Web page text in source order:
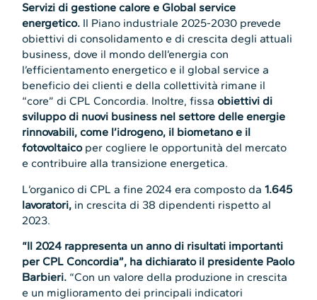
Servizi di gestione calore e Global service
energetico. Il Piano industriale 2025-2030 prevede
obiettivi di consolidamento e di crescita degli attuali
business, dove il mondo dell’energia con
l’efficientamento energetico e il global service a
beneficio dei clienti e della collettività rimane il
“core” di CPL Concordia. Inoltre, fissaobiettivi di
sviluppo di nuovi business nel settore delle energie
rinnovabili, come l’idrogeno, il biometano e il
fotovoltaicoper cogliere le opportunità del mercato
e contribuire alla transizione energetica.
L’organico di CPL a fine 2024 era composto da1.645
lavoratori, in crescita di 38 dipendenti rispetto al
2023.
“Il 2024 rappresenta un anno di risultati importanti
per CPL Concordia”, ha dichiarato il presidente Paolo
Barbieri. “Con un valore della produzione in crescita
e un miglioramento dei principali indicatori